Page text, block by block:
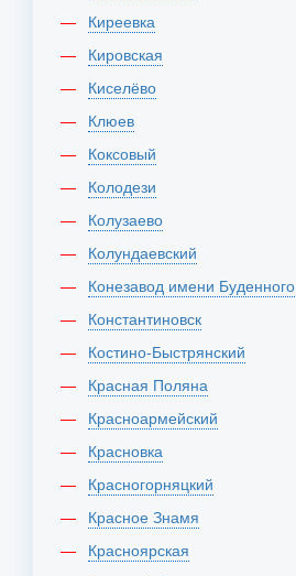
Киреевка
Кировская
Киселёво
Клюев
Коксовый
Колодези
Колузаево
Колундаевский
Конезавод имени Буденного
Константиновск
Костино-Быстрянский
Красная Поляна
Красноармейский
Красновка
Красногорняцкий
Красное Знамя
Красноярская